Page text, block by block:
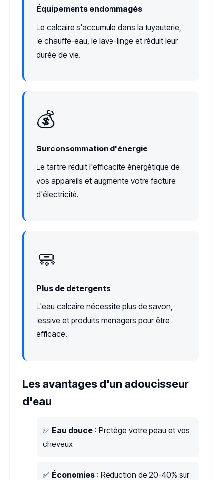
Équipements endommagés
Le calcaire s'accumule dans la tuyauterie,
le chauffe-eau, le lave-linge et réduit leur
durée de vie.
💰
Surconsommation d'énergie
Le tartre réduit l'efficacité énergétique de
vos appareils et augmente votre facture
d'électricité.
🧼
Plus de détergents
L'eau calcaire nécessite plus de savon,
lessive et produits ménagers pour être
efficace.
Les avantages d'un adoucisseur
d'eau
✅ Eau douce : Protège votre peau et vos
cheveux
✅ Économies : Réduction de 20-40% sur